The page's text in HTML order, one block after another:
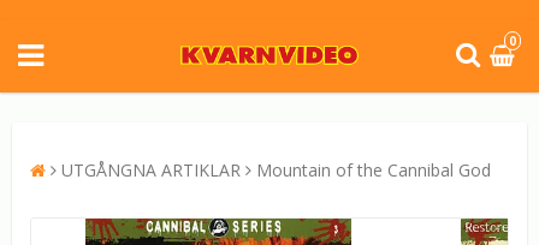
0
UTGÅNGNA ARTIKLAR Mountain of the Cannibal God